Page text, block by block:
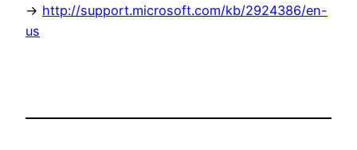
-> http://support.microsoft.com/kb/2924386/en-
us